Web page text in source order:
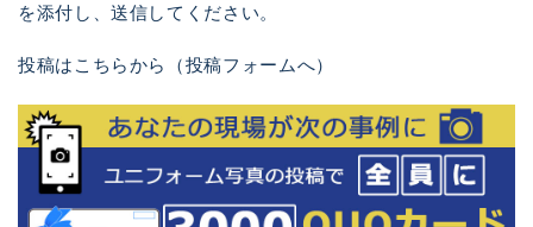
を添付し、送信してください。
投稿はこちらから（投稿フォームへ）